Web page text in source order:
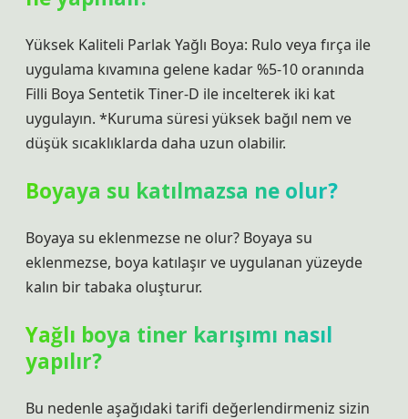
Yüksek Kaliteli Parlak Yağlı Boya: Rulo veya fırça ile
uygulama kıvamına gelene kadar %5-10 oranında
Filli Boya Sentetik Tiner-D ile incelterek iki kat
uygulayın. *Kuruma süresi yüksek bağıl nem ve
düşük sıcaklıklarda daha uzun olabilir.
Boyaya su katılmazsa ne olur?
Boyaya su eklenmezse ne olur? Boyaya su
eklenmezse, boya katılaşır ve uygulanan yüzeyde
kalın bir tabaka oluşturur.
Yağlı boya tiner karışımı nasıl
yapılır?
Bu nedenle aşağıdaki tarifi değerlendirmeniz sizin